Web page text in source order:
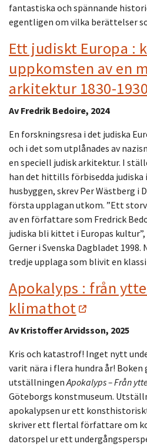
fantastiska och spännande
egentligen om vilka berättelser
Ett judiskt Europa :
uppkomsten av en
arkitektur 1830-1930
Av Fredrik Bedoire, 2024
En forskningsresa i det judiska
och i det som utplånades av
en speciell judisk arkitektur. I
han det hittills förbisedda judiska
husbyggen, skrev Per Wästberg i
första upplagan utkom. ”Ett
av en författare som Fredrick
judiska bli kittet i Europas
Gerner i Svenska Dagbladet 1998.
tredje upplaga som blivit en
Apokalyps : från
klimathot
Av Kristoffer Arvidsson, 2025
Kris och katastrof! Inget nytt
varit nära i flera hundra år! Boken
utställningen Apokalyps – Från
Göteborgs konstmuseum.
apokalypsen ur ett
skriver ett flertal författare om
datorspel ur ett